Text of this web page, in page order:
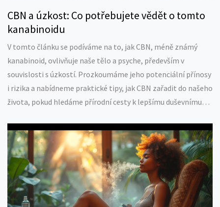
CBN a úzkost: Co potřebujete vědět o tomto
kanabinoidu
V tomto článku se podíváme na to, jak CBN, méně známý
kanabinoid, ovlivňuje naše tělo a psyche, především v
souvislosti s úzkostí. Prozkoumáme jeho potenciální přínosy
i rizika a nabídneme praktické tipy, jak CBN zařadit do našeho
života, pokud hledáme přírodní cesty k lepšímu duševnímu